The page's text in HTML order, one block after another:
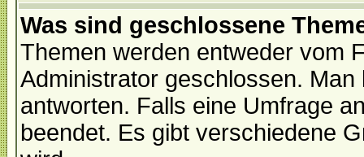
Was sind geschlossene
Themen werden entweder vom
Administrator geschlossen.
antworten. Falls eine Umfrage
beendet. Es gibt verschiedene